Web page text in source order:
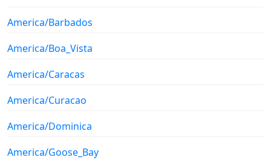
America/Barbados
America/Boa_Vista
America/Caracas
America/Curacao
America/Dominica
America/Goose_Bay